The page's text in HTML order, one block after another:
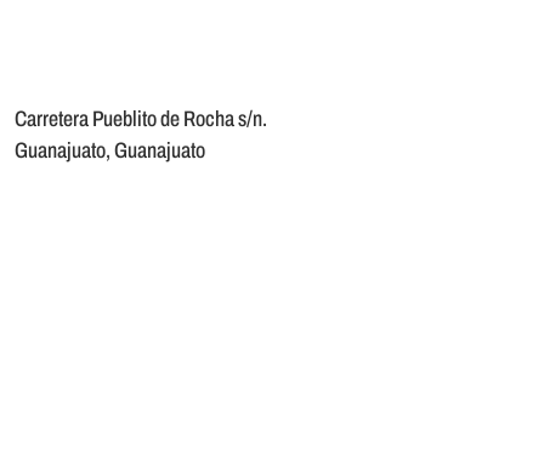
Carretera Pueblito de Rocha s/n.
Guanajuato, Guanajuato